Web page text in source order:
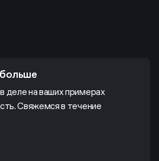
на ваших примерах
Свяжемся в течение